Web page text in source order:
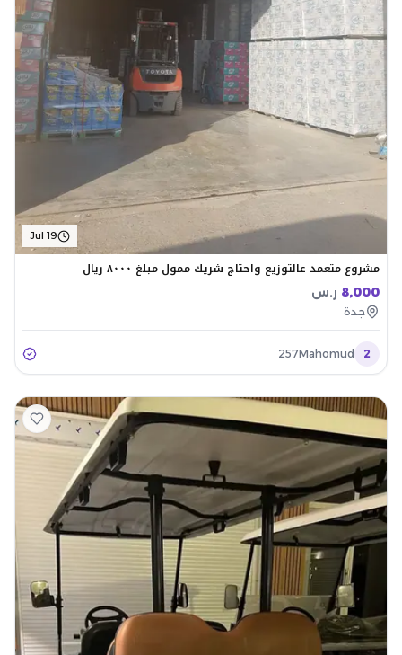
Jul 19
مشروع متعمد عالتوزيع واحتاج شريك ممول مبلغ ٨٠٠٠ ريال
8,000 ر.س
جدة
2
257Mahomud